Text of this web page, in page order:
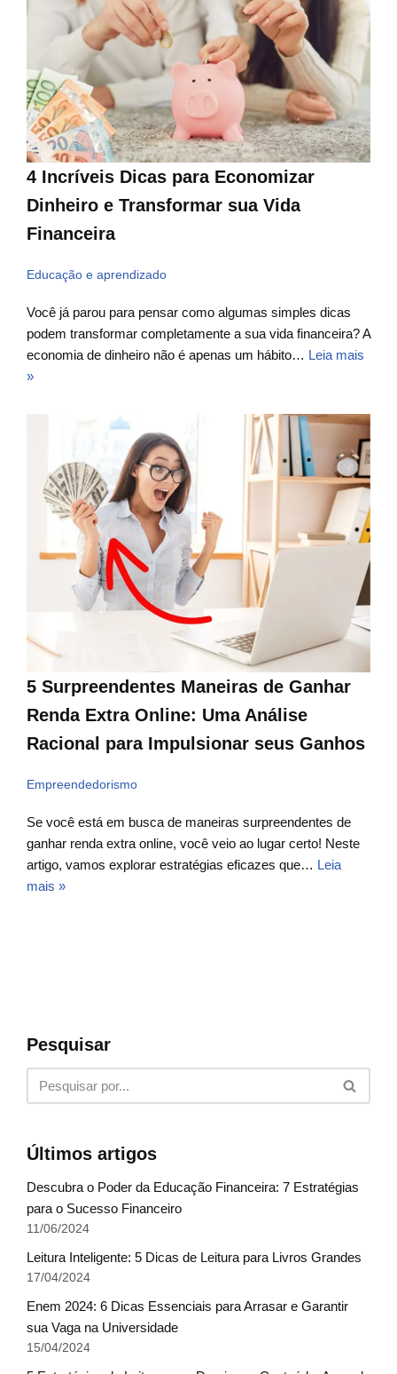
4 Incríveis Dicas para Economizar
Dinheiro e Transformar sua Vida
Financeira
Educação e aprendizado
Você já parou para pensar como algumas simples dicas
podem transformar completamente a sua vida financeira? A
economia de dinheiro não é apenas um hábito… Leia mais
»
5 Surpreendentes Maneiras de Ganhar
Renda Extra Online: Uma Análise
Racional para Impulsionar seus Ganhos
Empreendedorismo
Se você está em busca de maneiras surpreendentes de
ganhar renda extra online, você veio ao lugar certo! Neste
artigo, vamos explorar estratégias eficazes que… Leia
mais »
Pesquisar
Últimos artigos
Descubra o Poder da Educação Financeira: 7 Estratégias
para o Sucesso Financeiro
11/06/2024
Leitura Inteligente: 5 Dicas de Leitura para Livros Grandes
17/04/2024
Enem 2024: 6 Dicas Essenciais para Arrasar e Garantir
sua Vaga na Universidade
15/04/2024